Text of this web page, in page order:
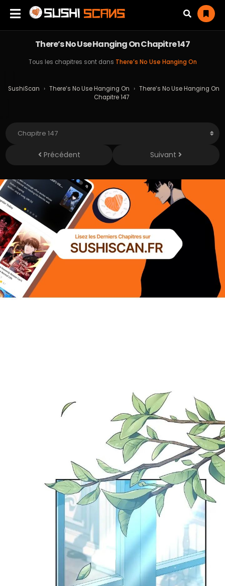
There’s No Use Hanging On Chapitre 147
Tous les chapitres sont dans There’s No Use Hanging On
SushiScan › There’s No Use Hanging On › There’s No Use Hanging On
Chapitre 147
Précédent Suivant